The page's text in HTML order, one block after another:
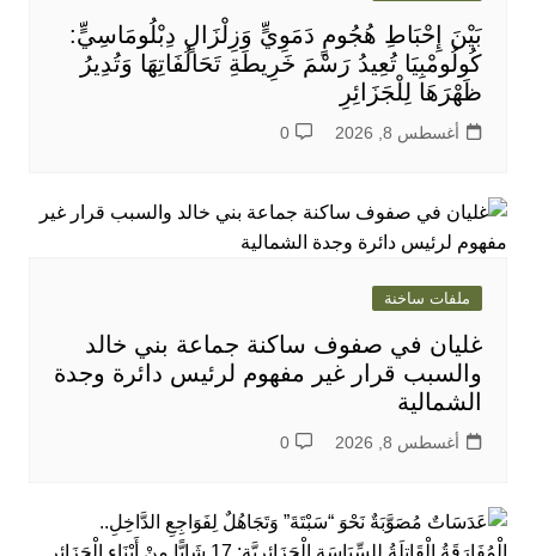
بَيْنَ إِحْبَاطِ هُجُومٍ دَمَوِيٍّ وَزِلْزَالٍ دِبْلُومَاسِيٍّ:
كُولُومْبِيَا تُعِيدُ رَسْمَ خَرِيطَةِ تَحَالُفَاتِهَا وَتُدِيرُ
ظَهْرَهَا لِلْجَزَائِرِ
أغسطس 8, 2026 0
ملفات ساخنة
غليان في صفوف ساكنة جماعة بني خالد
والسبب قرار غير مفهوم لرئيس دائرة وجدة
الشمالية
أغسطس 8, 2026 0